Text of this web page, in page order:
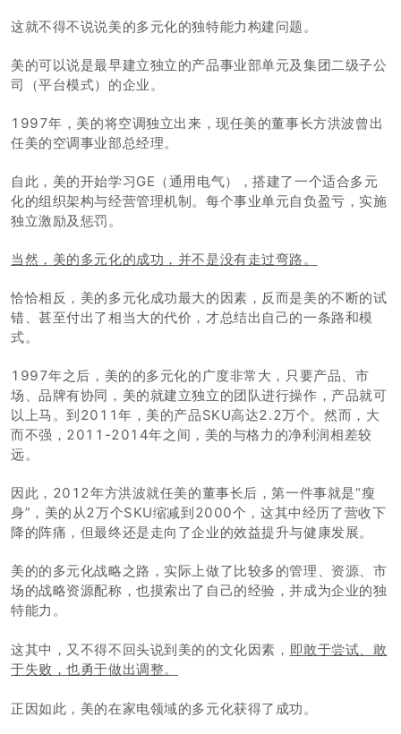
这就不得不说说美的多元化的独特能力构建问题。
美的可以说是最早建立独立的产品事业部单元及集团二级子公
司（平台模式）的企业。
1997年，美的将空调独立出来，现任美的董事长方洪波曾出
任美的空调事业部总经理。
自此，美的开始学习GE（通用电气），搭建了一个适合多元
化的组织架构与经营管理机制。每个事业单元自负盈亏，实施
独立激励及惩罚。
当然，美的多元化的成功，并不是没有走过弯路。
恰恰相反，美的多元化成功最大的因素，反而是美的不断的试
错、甚至付出了相当大的代价，才总结出自己的一条路和模
式。
1997年之后，美的的多元化的广度非常大，只要产品、市
场、品牌有协同，美的就建立独立的团队进行操作，产品就可
以上马。到2011年，美的产品SKU高达2.2万个。然而，大
而不强，2011-2014年之间，美的与格力的净利润相差较
远。
因此，2012年方洪波就任美的董事长后，第一件事就是“瘦
身”，美的从2万个SKU缩减到2000个，这其中经历了营收下
降的阵痛，但最终还是走向了企业的效益提升与健康发展。
美的的多元化战略之路，实际上做了比较多的管理、资源、市
场的战略资源配称，也摸索出了自己的经验，并成为企业的独
特能力。
这其中，又不得不回头说到美的的文化因素， 即敢于尝试、敢
于失败，也勇于做出调整。
正因如此，美的在家电领域的多元化获得了成功。